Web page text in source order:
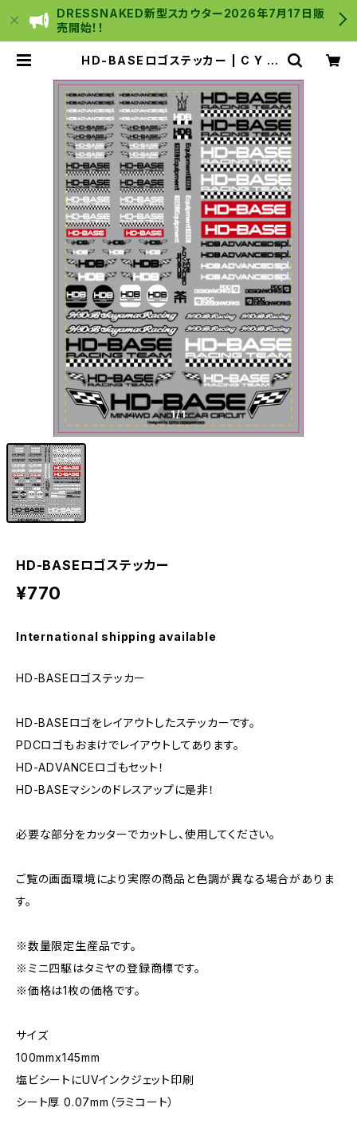
DRESSNAKED新型スカウター2026年7月17日販
売開始！！
HD-BASEロゴステッカー | C Y B
1/1
HD-BASEロゴステッカー
¥770
International shipping available
HD-BASEロゴステッカー
HD-BASEロゴをレイアウトしたステッカーです。
PDCロゴもおまけでレイアウトしてあります。
HD-ADVANCEロゴもセット！
HD-BASEマシンのドレスアップに是非！
必要な部分をカッターでカットし、使用してください。
ご覧の画面環境により実際の商品と色調が異なる場合がありま
す。
※数量限定生産品です。
※ミニ四駆はタミヤの登録商標です。
※価格は1枚の価格です。
サイズ
100mmx145mm
塩ビシートにUVインクジェット印刷
シート厚 0.07mm（ラミコート）